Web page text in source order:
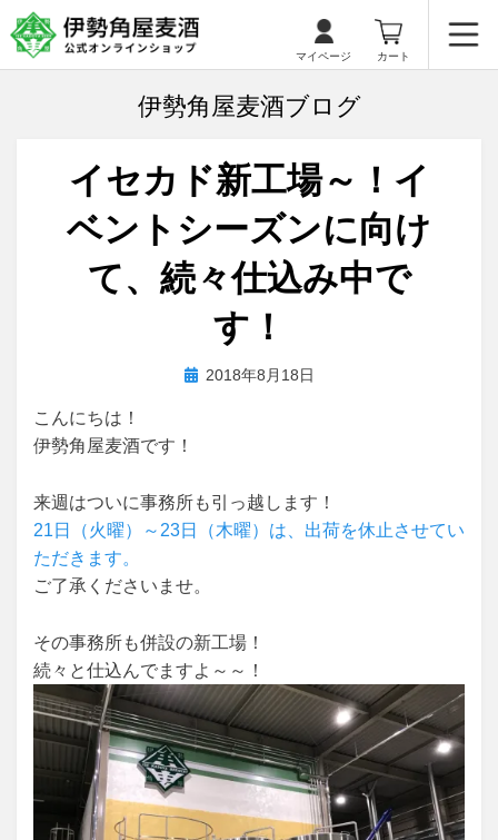
マイページ カート
伊勢角屋麦酒ブログ
イセカド新工場～！イ
ベントシーズンに向け
て、続々仕込み中で
す！
投稿者biyagura.by
投 2018年8月18日
こんにちは！
伊勢角屋麦酒です！
来週はついに事務所も引っ越します！
21日（火曜）～23日（木曜）は、出荷を休止させてい
ただきます。
ご了承くださいませ。
その事務所も併設の新工場！
続々と仕込んでますよ～～！